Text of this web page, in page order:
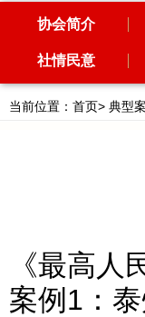
协会简介
社情民意
当前位置： 首页> 典型
《最高
案例1：